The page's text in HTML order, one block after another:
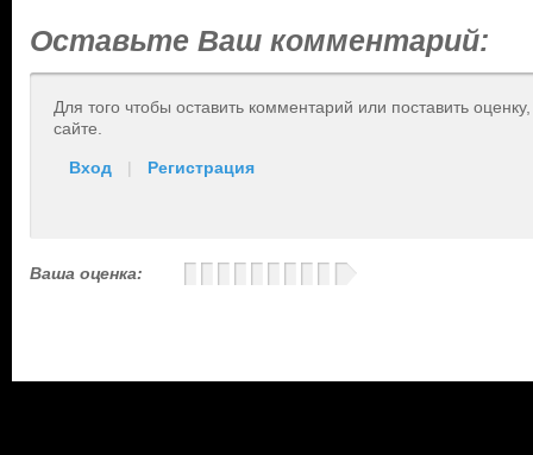
Оставьте Ваш комментарий:
Для того чтобы оставить комментарий или поставить
сайте.
Вход | Регистрация
Ваша оценка: